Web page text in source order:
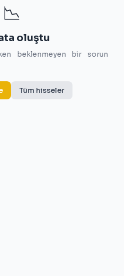
📉
oluştu
beklenmeyen bir sorun
Tüm hisseler